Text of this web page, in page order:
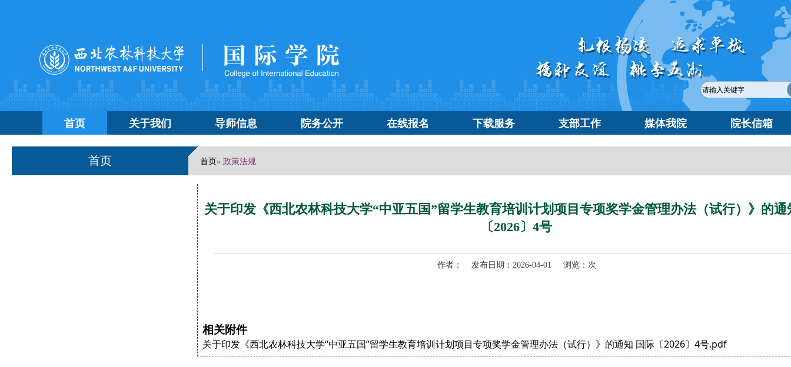
首页 关于我们 导师信息 院务公开 在线报名 下载服务 支部工作 媒体我院 院长信箱
首页 首页» 政策法规
关于印发《西北农林科技大学“中亚五国”留学生教育培训计划项目专项奖学金管理办法（试行）》的通
〔2026〕4号
作者： 发布日期：2026-04-01 浏览： 次
相关附件
关于印发《西北农林科技大学“中亚五国”留学生教育培训计划项目专项奖学金管理办法（试行）》的通知 国际〔2026〕4号.pdf